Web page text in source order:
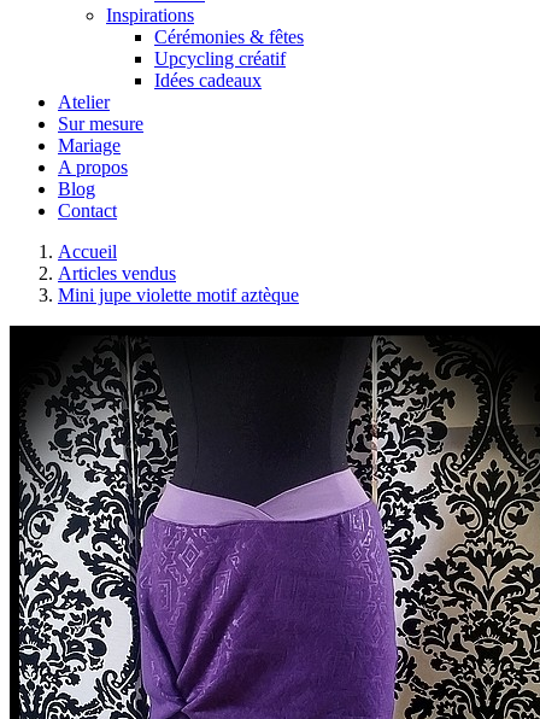
Inspirations
Cérémonies & fêtes
Upcycling créatif
Idées cadeaux
Atelier
Sur mesure
Mariage
A propos
Blog
Contact
Accueil
Articles vendus
Mini jupe violette motif aztèque